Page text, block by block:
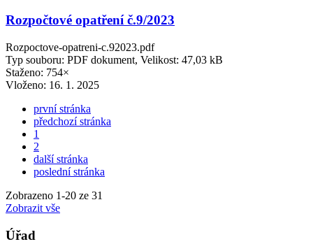
Rozpočtové opatření č.9/2023
Rozpoctove-opatreni-c.92023.pdf
Typ souboru: PDF dokument, Velikost: 47,03 kB
Staženo: 754×
Vloženo: 16. 1. 2025
první stránka
předchozí stránka
1
2
další stránka
poslední stránka
Zobrazeno 1-20 ze 31
Zobrazit vše
Úřad